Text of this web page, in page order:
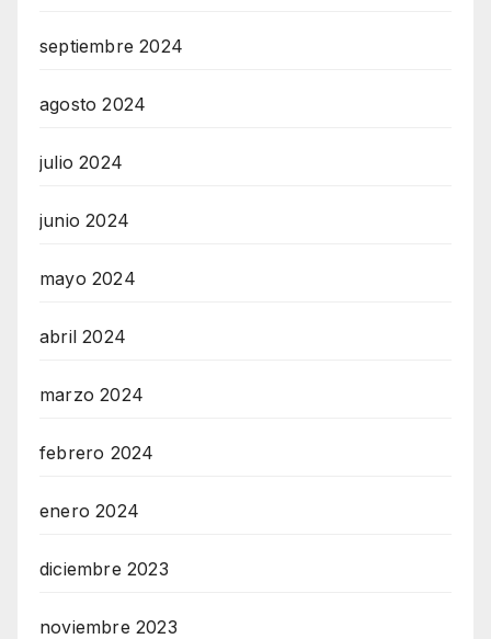
septiembre 2024
agosto 2024
julio 2024
junio 2024
mayo 2024
abril 2024
marzo 2024
febrero 2024
enero 2024
diciembre 2023
noviembre 2023